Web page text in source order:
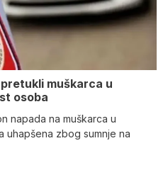
muškarca u
osoba
napada na muškarca u
uhapšena zbog sumnje na